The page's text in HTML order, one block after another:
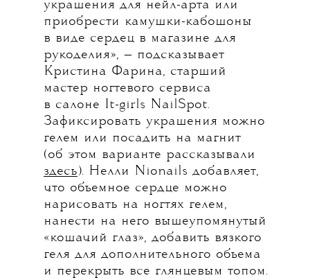
украшения для нейл-арта или
приобрести камушки-кабошоны
в виде сердец в магазине для
рукоделия», — подсказывает
Кристина Фарина, старший
мастер ногтевого сервиса
в салоне It-girls NailSpot.
Зафиксировать украшения можно
гелем или посадить на магнит
(об этом варианте рассказывали
здесь). Нелли Nionails добавляет,
что объемное сердце можно
нарисовать на ногтях гелем,
нанести на него вышеупомянутый
«кошачий глаз», добавить вязкого
геля для дополнительного объема
и перекрыть все глянцевым топом.